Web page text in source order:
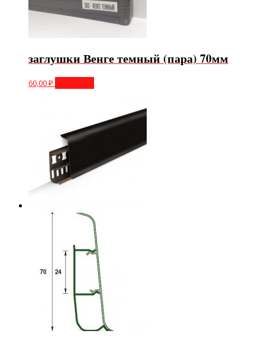
заглушки Венге темный (пара) 70мм
60,00₽